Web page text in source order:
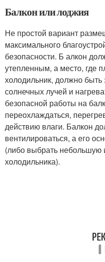
Балкон или лоджия
Не простой вариант
максимального
безопасности. Б алкон
утепленным, а место, где
холодильник, должно
солнечных лучей и
безопасной работы на
переохлаждаться,
действию влаги. Балкон
вентилироваться, а его
(либо выбрать небольшую
холодильника).